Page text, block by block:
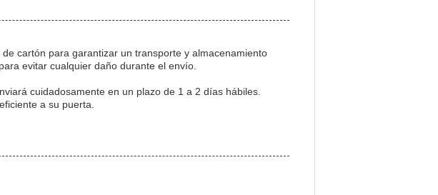
cartón para garantizar un transporte y almacenamiento
evitar cualquier daño durante el envío.
cuidadosamente en un plazo de 1 a 2 días hábiles.
a su puerta.